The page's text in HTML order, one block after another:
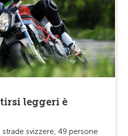
leggeri è
svizzere, 49 persone